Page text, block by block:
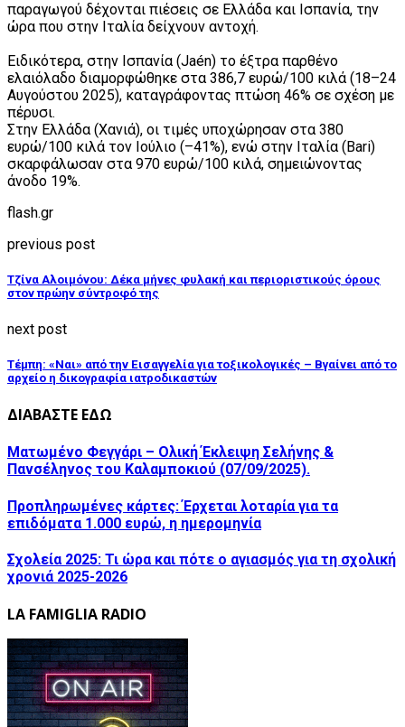
παραγωγού δέχονται πιέσεις σε Ελλάδα και Ισπανία, την
ώρα που στην Ιταλία δείχνουν αντοχή.
Ειδικότερα, στην Ισπανία (Jaén) το έξτρα παρθένο
ελαιόλαδο διαμορφώθηκε στα 386,7 ευρώ/100 κιλά (18–24
Αυγούστου 2025), καταγράφοντας πτώση 46% σε σχέση με
πέρυσι.
Στην Ελλάδα (Χανιά), οι τιμές υποχώρησαν στα 380
ευρώ/100 κιλά τον Ιούλιο (–41%), ενώ στην Ιταλία (Bari)
σκαρφάλωσαν στα 970 ευρώ/100 κιλά, σημειώνοντας
άνοδο 19%.
flash.gr
previous post
Τζίνα Αλοιμόνου: Δέκα μήνες φυλακή και περιοριστικούς όρους
στον πρώην σύντροφό της
next post
Τέμπη: «Ναι» από την Εισαγγελία για τοξικολογικές – Βγαίνει από το
αρχείο η δικογραφία ιατροδικαστών
ΔΙΑΒΑΣΤΕ ΕΔΩ
Ματωμένο Φεγγάρι – Ολική Έκλειψη Σελήνης &
Πανσέληνος του Καλαμποκιού (07/09/2025).
Προπληρωμένες κάρτες: Έρχεται λοταρία για τα
επιδόματα 1.000 ευρώ, η ημερομηνία
Σχολεία 2025: Τι ώρα και πότε ο αγιασμός για τη σχολική
χρονιά 2025-2026
LA FAMIGLIA RADIO